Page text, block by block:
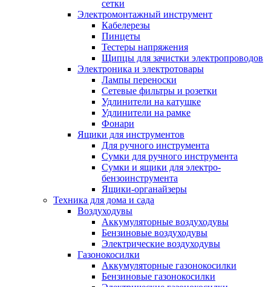
сетки
Электромонтажный инструмент
Кабелерезы
Пинцеты
Тестеры напряжения
Щипцы для зачистки электропроводов
Электроника и электротовары
Лампы переноски
Сетевые фильтры и розетки
Удлинители на катушке
Удлинители на рамке
Фонари
Ящики для инструментов
Для ручного инструмента
Сумки для ручного инструмента
Сумки и ящики для электро-
бензоинструмента
Ящики-органайзеры
Техника для дома и сада
Воздуходувы
Аккумуляторные воздуходувы
Бензиновые воздуходувы
Электрические воздуходувы
Газонокосилки
Аккумуляторные газонокосилки
Бензиновые газонокосилки